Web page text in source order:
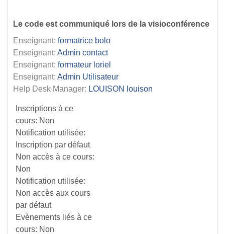
Le code est communiqué lors de la visioconférence
Enseignant: formatrice bolo
Enseignant: Admin contact
Enseignant: formateur loriel
Enseignant: Admin Utilisateur
Help Desk Manager: LOUISON louison
Inscriptions à ce
cours: Non
Notification utilisée:
Inscription par défaut
Non accès à ce cours:
Non
Notification utilisée:
Non accès aux cours
par défaut
Evènements liés à ce
cours: Non